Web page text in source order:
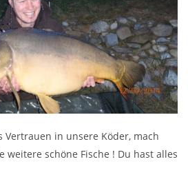
Vertrauen in unsere Köder, mach
weitere schöne Fische ! Du hast alles